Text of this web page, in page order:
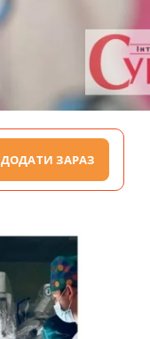
ДОДАТИ ЗАРАЗ